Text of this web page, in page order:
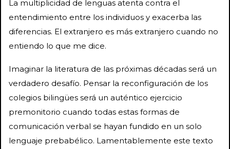
La multiplicidad de lenguas atenta contra el
entendimiento entre los individuos y exacerba las
diferencias. El extranjero es más extranjero cuando no
entiendo lo que me dice.
Imaginar la literatura de las próximas décadas será un
verdadero desafío. Pensar la reconfiguración de los
colegios bilingües será un auténtico ejercicio
premonitorio cuando todas estas formas de
comunicación verbal se hayan fundido en un solo
lenguaje prebabélico. Lamentablemente este texto